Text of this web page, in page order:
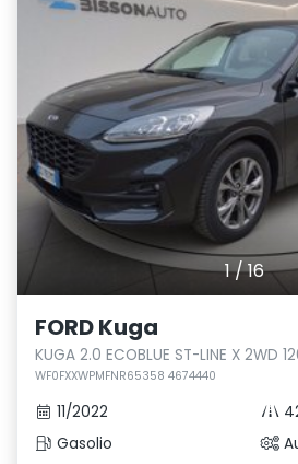
1/16
FORD Kuga
KUGA 2.0 ECOBLUE ST-LINE X 2WD
WF0FXXWPMFNR65358 4674440
11/2022
Gasolio